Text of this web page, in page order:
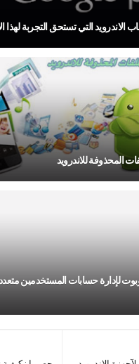
الاندرويد التي تستحق التجربة لهذا
المحذوفة للاندرويد
لإدارة حسابات المستخدمين